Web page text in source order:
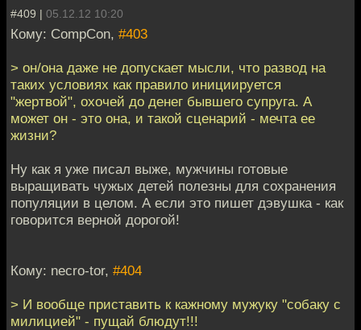
#409 | 05.12.12 10:20
Кому: CompCon, #403
> он/она даже не допускает мысли, что развод на
таких условиях как правило инициируется
"жертвой", охочей до денег бывшего супруга. А
может он - это она, и такой сценарий - мечта ее
жизни?
Ну как я уже писал выже, мужчины готовые
выращивать чужых детей полезны для сохранения
популяции в целом. А если это пишет дэвушка - как
говорится верной дорогой!
Кому: necro-tor, #404
> И вообще приставить к кажному мужуку "собаку с
милицией" - пущай блюдут!!!